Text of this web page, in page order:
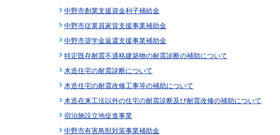
中野市創業支援資金利子補給金
中野市従業員家賃支援事業補助金
中野市奨学金返還支援事業補助金
特定既存耐震不適格建築物の耐震診断の補助について
木造住宅の耐震診断について
木造住宅の耐震改修工事等の補助について
木造在来工法以外の住宅の耐震診断及び耐震改修の補助について
宿泊施設立地促進事業
中野市有害鳥獣対策事業補助金